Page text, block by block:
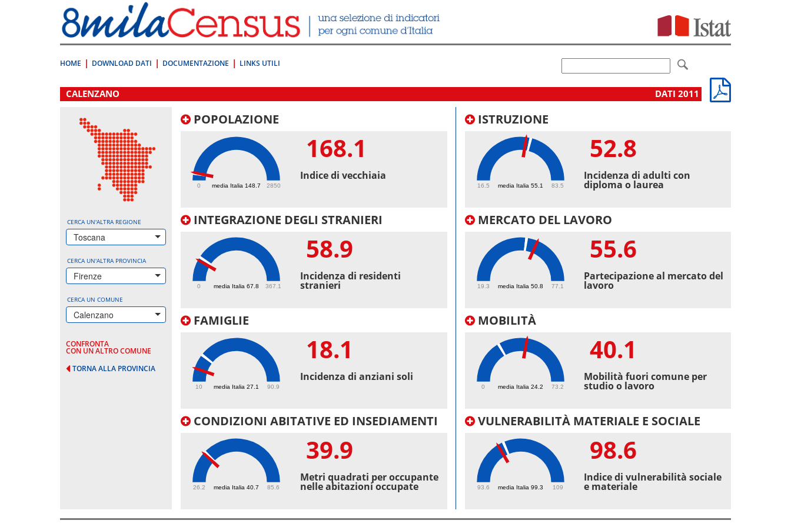
direttamente
a:
Contenuto
HOME DOWNLOAD DATI DOCUMENTAZIONE LINKS UTILI
.
CALENZANO DATI 2011
CERCA UN'ALTRA REGIONE
Toscana
CERCA UN'ALTRA PROVINCIA
Firenze
CERCA UN COMUNE
Calenzano
CONFRONTA
CON UN ALTRO COMUNE
TORNA ALLA PROVINCIA
POPOLAZIONE
media Italia 148.7
0 2850
168.1
Indice di vecchiaia
INTEGRAZIONE DEGLI STRANIERI
media Italia 67.8
0 367.1
58.9
Incidenza di residenti
stranieri
FAMIGLIE
media Italia 27.1
10 90.9
18.1
Incidenza di anziani soli
CONDIZIONI ABITATIVE ED INSEDIAMENTI
media Italia 40.7
26.2 85.6
39.9
Metri quadrati per occupante
nelle abitazioni occupate
ISTRUZIONE
media Italia 55.1
16.5 83.5
52.8
Incidenza di adulti con
diploma o laurea
MERCATO DEL LAVORO
media Italia 50.8
19.3 77.1
55.6
Partecipazione al mercato del
lavoro
MOBILITÀ
media Italia 24.2
0 73.2
40.1
Mobilità fuori comune per
studio o lavoro
VULNERABILITÀ MATERIALE E SOCIALE
media Italia 99.3
93.6 109
98.6
Indice di vulnerabilità sociale
e materiale